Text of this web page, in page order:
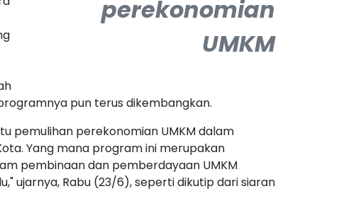
perekonomian
UMKM
pun terus dikembangkan.
pemulihan perekonomian UMKM dalam
Yang mana program ini merupakan
pembinaan dan pemberdayaan UMKM
ujarnya, Rabu (23/6), seperti dikutip dari siaran